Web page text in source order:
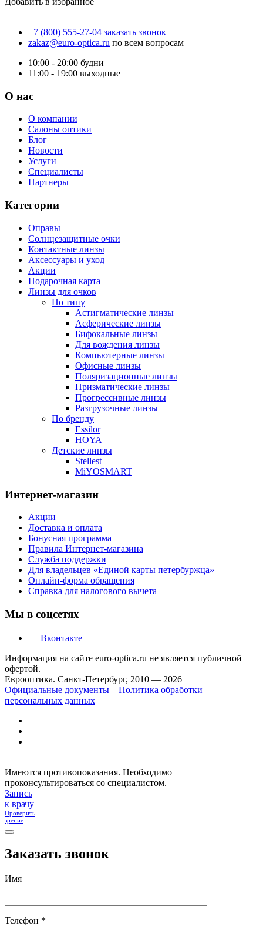
+7 (800) 555-27-04 заказать звонок
zakaz@euro-optica.ru по всем вопросам
10:00 - 20:00 будни
11:00 - 19:00 выходные
О нас
О компании
Салоны оптики
Блог
Новости
Услуги
Специалисты
Партнеры
Категории
Оправы
Солнцезащитные очки
Контактные линзы
Аксессуары и уход
Акции
Подарочная карта
Линзы для очков
По типу
Астигматические линзы
Асферические линзы
Бифокальные линзы
Для вождения линзы
Компьютерные линзы
Офисные линзы
Поляризационные линзы
Призматические линзы
Прогрессивные линзы
Разгрузочные линзы
По бренду
Essilor
HOYA
Детские линзы
Stellest
MiYOSMART
Интернет-магазин
Акции
Доставка и оплата
Бонусная программа
Правила Интернет-магазина
Служба поддержки
Для владельцев «Единой карты петербуржца»
Онлайн-форма обращения
Справка для налогового вычета
Мы в соцсетях
Вконтакте
Информация на сайте euro-optica.ru не является публичной
офертой.
Еврооптика. Санкт-Петербург, 2010 — 2026
Официальные документы
Политика обработки
персональных данных
Имеются противопоказания. Необходимо
проконсультироваться со специалистом.
Запись
к врачу
Проверить
зрение
Заказать звонок
Имя
Телефон *